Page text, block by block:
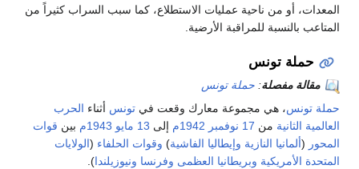
أو من ناحية عمليات الاستطلاع، كما سبب السراب كثيراً من
بالنسبة للمراقبة الأرضية.
حملة تونس
مقالة مفصلة:حملة تونس
تونس ، هي مجموعة معارك وقعت فيتونس أثناء الحرب
الثانية من17 نوفمبر 1942م إلى13 مايو 1943م بينقوات
(ألمانيا النازية وإيطاليا الفاشية)وقوات الحلفاء(الولايات
الأمريكية وبريطانيا العظمى وفرنسا ونيوزيلندا).